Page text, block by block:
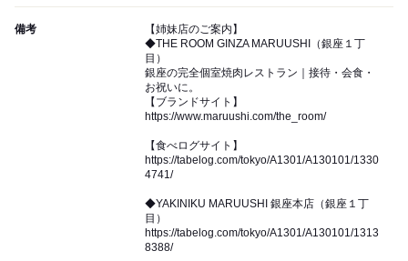
備考
【姉妹店のご案内】
◆THE ROOM GINZA MARUUSHI（銀座１丁
目）
銀座の完全個室焼肉レストラン｜接待・会食・
お祝いに。
【ブランドサイト】
https://www.maruushi.com/the_room/
【食べログサイト】
https://tabelog.com/tokyo/A1301/A130101/1330
4741/
◆YAKINIKU MARUUSHI 銀座本店（銀座１丁
目）
https://tabelog.com/tokyo/A1301/A130101/1313
8388/